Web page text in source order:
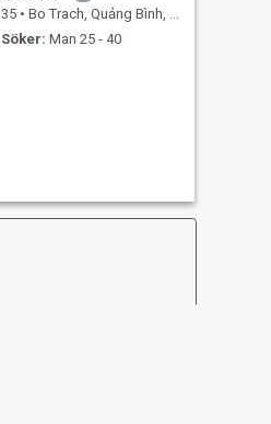
35 • Bo Trach, Quảng Bình, Vietnam
Söker: Man 25 - 40